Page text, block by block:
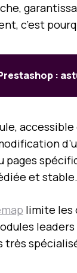
c’est
:
et stable.
limite les
très